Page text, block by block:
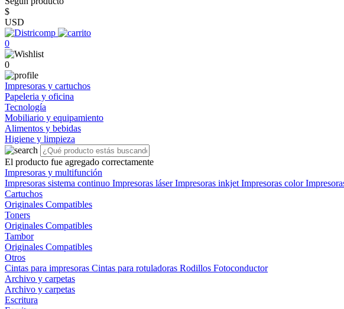
$
USD
0
0
Impresoras y cartuchos
Papeleria y oficina
Tecnología
Mobiliario y equipamiento
Alimentos y bebidas
Higiene y limpieza
El producto fue agregado correctamente
Impresoras y multifunción
Impresoras sistema continuo Impresoras láserImpresoras inkjet Impresoras color
Cartuchos
Originales Compatibles
Toners
Originales Compatibles
Tambor
Originales Compatibles
Otros
Cintas para impresoras Cintas para rotuladoras Rodillos Fotoconductor
Archivo y carpetas
Archivo y carpetas
Escritura